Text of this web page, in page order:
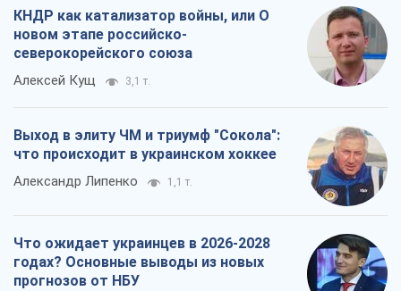
КНДР как катализатор войны, или О
новом этапе российско-
северокорейского союза
Алексей Кущ 3,1 т.
Выход в элиту ЧМ и триумф "Сокола":
что происходит в украинском хоккее
Александр Липенко 1,1 т.
Что ожидает украинцев в 2026-2028
годах? Основные выводы из новых
прогнозов от НБУ